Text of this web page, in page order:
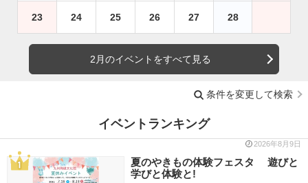
23 24 25 26 27 28
2月のイベントをすべて見る
条件を変更して検索
イベントランキング
2026年8月9日
夏のやきもの体験フェスタ 遊びと
学びと体験と!